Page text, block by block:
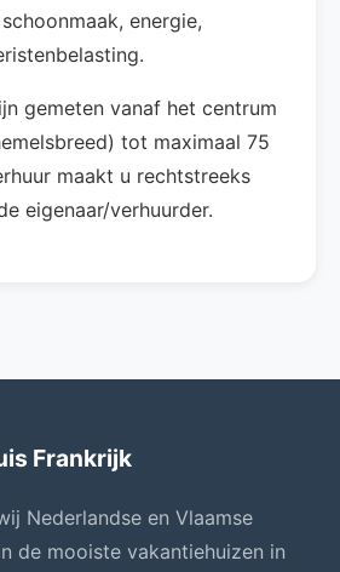
energie,
gemeten vanaf het centrum
tot maximaal 75
maakt u rechtstreeks
eigenaar/verhuurder.
Frankrijk
Nederlandse en Vlaamse
de mooiste vakantiehuizen in